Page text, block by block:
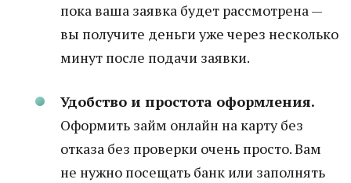
пока ваша заявка будет рассмотрена —
вы получите деньги уже через несколько
минут после подачи заявки.
Удобство и простота оформления.
Оформить займ онлайн на карту без
отказа без проверки очень просто. Вам
не нужно посещать банк или заполнять